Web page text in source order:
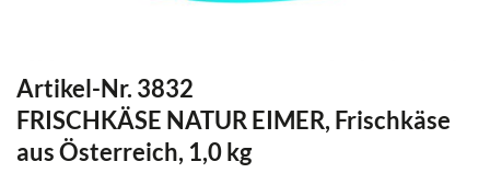
Artikel-Nr. 3832
FRISCHKÄSE NATUR EIMER, Frischkäse
aus Österreich, 1,0 kg